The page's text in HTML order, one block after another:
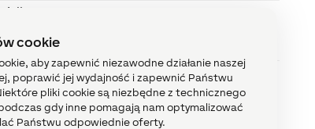
cookie
aby zapewnić niezawodne działanie naszej
poprawić jej wydajność i zapewnić Państwu
pliki cookie są niezbędne z technicznego
gdy inne pomagają nam optymalizować
Państwu odpowiednie oferty.
tylko
tylko
0...8